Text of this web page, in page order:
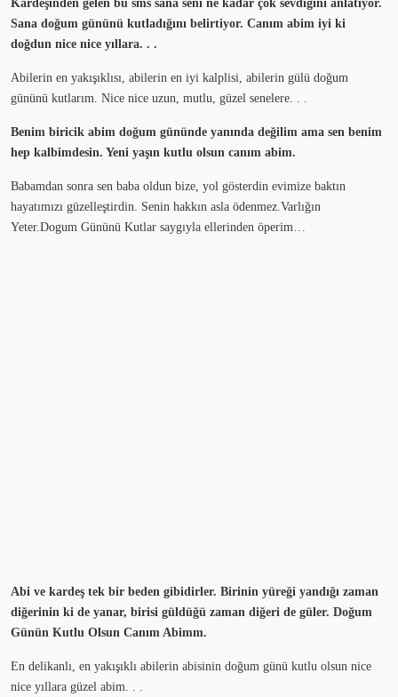
Kardeşinden gelen bu sms sana seni ne kadar çok sevdiğini anlatıyor.
Sana doğum gününü kutladığını belirtiyor. Canım abim iyi ki
doğdun nice nice yıllara. . .
Abilerin en yakışıklısı, abilerin en iyi kalplisi, abilerin gülü doğum
gününü kutlarım. Nice nice uzun, mutlu, güzel senelere. . .
Benim biricik abim doğum gününde yanında değilim ama sen benim
hep kalbimdesin. Yeni yaşın kutlu olsun canım abim.
Babamdan sonra sen baba oldun bize, yol gösterdin evimize baktın
hayatımızı güzelleştirdin. Senin hakkın asla ödenmez.Varlığın
Yeter.Dogum Gününü Kutlar saygıyla ellerinden öperim…
Abi ve kardeş tek bir beden gibidirler. Birinin yüreği yandığı zaman
diğerinin ki de yanar, birisi güldüğü zaman diğeri de güler. Doğum
Günün Kutlu Olsun Canım Abimm.
En delikanlı, en yakışıklı abilerin abisinin doğum günü kutlu olsun nice
nice yıllara güzel abim. . .